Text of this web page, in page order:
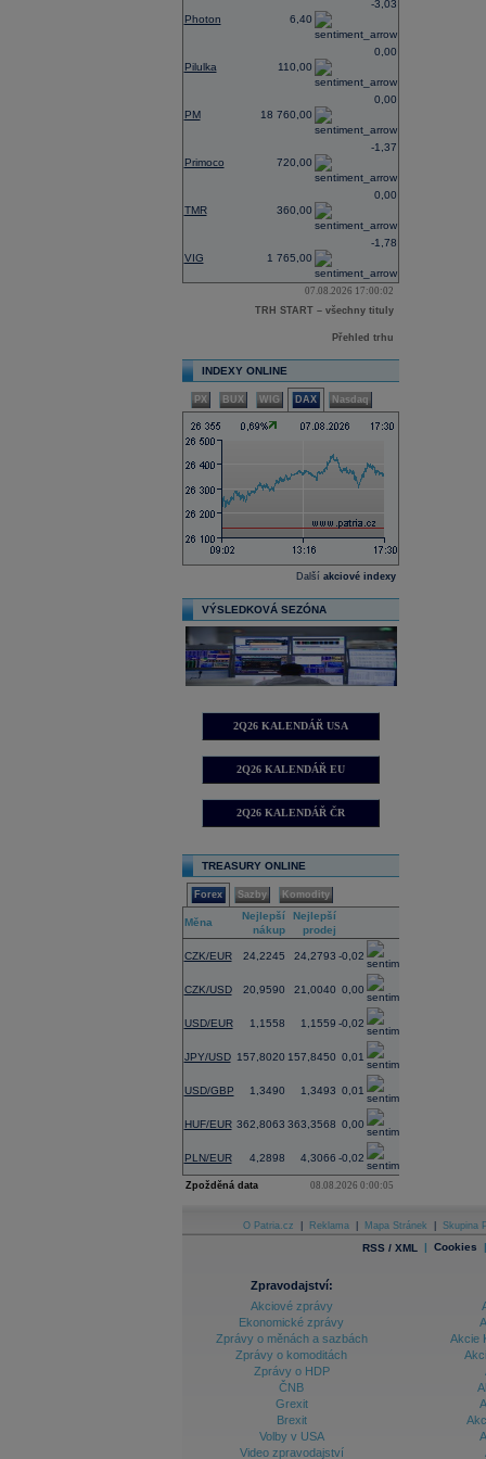
Photon 6,40
-3,03
Pilulka 110,00
0,00
PM 18 760,00
0,00
Primoco 720,00
-1,37
TMR 360,00
0,00
VIG 1 765,00
-1,78
07.08.2026 17:00:02
TRH START – všechny tituly
Přehled trhu
INDEXY ONLINE
PX BUX WIG DAX Nasdaq
Další akciové indexy
VÝSLEDKOVÁ SEZÓNA
2Q26 KALENDÁŘ USA
2Q26 KALENDÁŘ EU
2Q26 KALENDÁŘ ČR
TREASURY ONLINE
Forex Sazby Komodity
Měna
Nejlepší
nákup
Nejlepší
prodej
CZK/EUR 24,2245 24,2793 -0,02
CZK/USD 20,9590 21,0040 0,00
USD/EUR 1,1558 1,1559 -0,02
JPY/USD 157,8020 157,8450 0,01
USD/GBP 1,3490 1,3493 0,01
HUF/EUR 362,8063 363,3568 0,00
PLN/EUR 4,2898 4,3066 -0,02
Zpožděná data 08.08.2026 0:00:05
O Patria.cz Reklama Mapa Stránek Skupina
RSS / XML | Cookies |
Zpravodajství:
Akciové zprávy
Ekonomické zprávy
Zprávy o měnách a sazbách
Zprávy o komoditách
Zprávy o HDP
ČNB
Grexit
Brexit
Volby v USA
Video zpravodajství
Akcie